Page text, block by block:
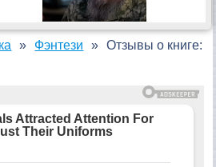
Фэнтези
Отзывы о книге: